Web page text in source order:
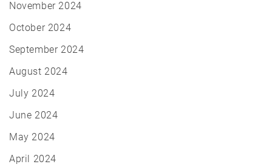
November 2024
October 2024
September 2024
August 2024
July 2024
June 2024
May 2024
April 2024